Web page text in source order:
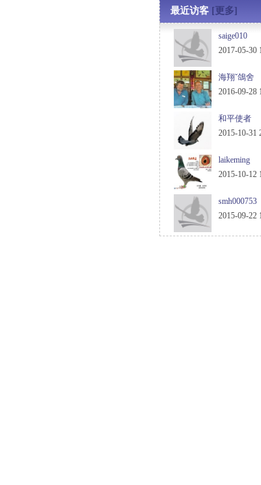
最近访客 [更多]
saige010
2017-05-30
海翔ˇ鴿舍
2016-09-28
和平使者
2015-10-31
laikeming
2015-10-12
smh000753
2015-09-22